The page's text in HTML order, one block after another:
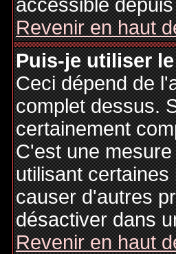
accessible
Revenir en haut
Puis-je utiliser
Ceci dépend de
complet dessus.
certainement
C'est une
utilisant
causer d'autres
désactiver dans
Revenir en haut